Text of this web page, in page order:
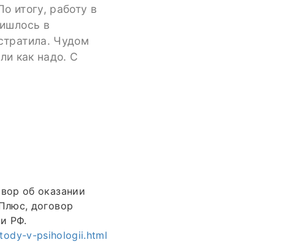
итогу, работу в
в
Чудом
как надо. С
об оказании
договор
РФ.
v-psihologii.html